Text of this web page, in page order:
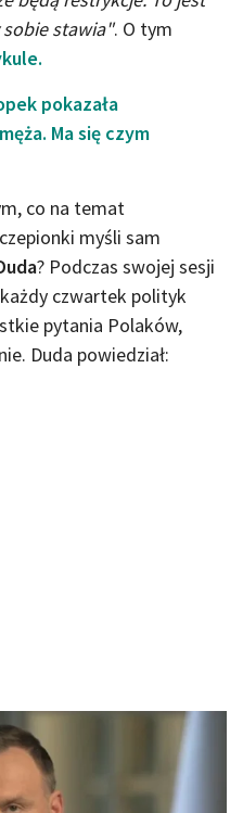
stawia". O tym
pokazała
Ma się czym
co na temat
myśli sam
? Podczas swojej sesji
czwartek polityk
pytania Polaków,
Duda powiedział: